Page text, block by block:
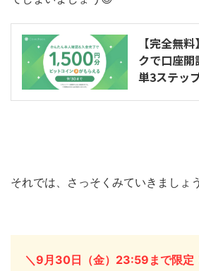
【完全無
クで口座開
単3ステッ
それでは、さっそくみていきましょ
＼9月30日（金）23:59まで限定